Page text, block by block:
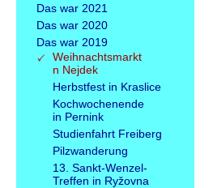
Das war 2021
Das war 2020
Das war 2019
Weihnachtsmarkt
n Nejdek
Herbstfest in Kraslice
Kochwochenende
in Pernink
Studienfahrt Freiberg
Pilzwanderung
13. Sankt-Wenzel-
Treffen in Ryžovna